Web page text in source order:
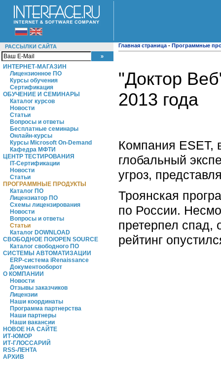
РАССЫЛКИ САЙТА
ИНТЕРНЕТ-МАГАЗИН
Лицензионное ПО
Курсы обучения
Сертификация
ОБУЧЕНИЕ И СЕМИНАРЫ
Каталог курсов
Новости
Статьи
Вопросы и ответы
Бесплатные семинары
Онлайн-курсы
Курсы Microsoft On-Demand
Кафедра МФТИ
ЦЕНТР ТЕСТИРОВАНИЯ
IT-Сертификации
Новости
Статьи
ПРОГРАММНЫЕ ПРОДУКТЫ
Каталог ПО
Лицензиатор ПО
Схемы лицензирования
Новости
Вопросы и ответы
Статьи
Каталог DOWNLOAD
СВОБОДНОЕ ПО/OPEN SOURCE
Каталог свободного ПО
СИСТЕМЫ АВТОМАТИЗАЦИИ
ERP-система iRenaissance
Документооборот
О КОМПАНИИ
Новости
Отзывы заказчиков
Лицензии
Наши координаты
Программа партнерства
Наши партнеры
Наши вакансии
НОВОЕ НА САЙТЕ
ИТ-ЮМОР
ИТ-ГЛОССАРИЙ
RSS-ЛЕНТА
АРХИВ
Главная страница - Программные
"Доктор
2013 года
Компания ESET,
глобальный
угроз,
Троянская
по России.
претерпел спад,
рейтинг